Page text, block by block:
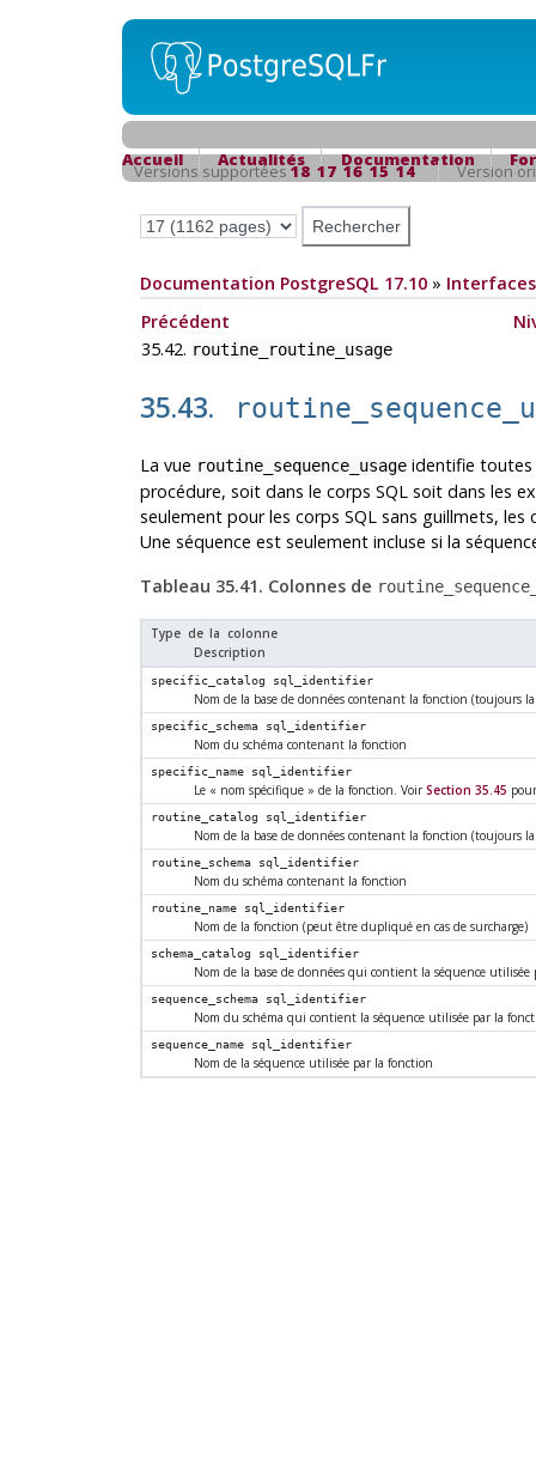
Accueil Actualités Documentation
Versions supportées18 17 16 15 14 Version
Documentation PostgreSQL 17.10»
Précédent
35.42. routine_routine_usage
35.43.
La vue routine_sequence_usageidentifie toutes
procédure, soit dans le corps SQL soit dans les
seulement pour les corps SQL sans guillmets,
Une séquence est seulement incluse si la
Tableau 35.41. Colonnes de
Type de la colonne
Description
specific_catalog sql_identifier
Nom de la base de données contenant la fonction (toujours
specific_schema sql_identifier
Nom du schéma contenant la fonction
specific_name sql_identifier
Le « nom spécifique» de la fonction. VoirSection 35.45
routine_catalog sql_identifier
Nom de la base de données contenant la fonction (toujours
routine_schema sql_identifier
Nom du schéma contenant la fonction
routine_name sql_identifier
Nom de la fonction (peut être dupliqué en cas de surcharge)
schema_catalog sql_identifier
Nom de la base de données qui contient la séquence
sequence_schema sql_identifier
Nom du schéma qui contient la séquence utilisée par la
sequence_name sql_identifier
Nom de la séquence utilisée par la fonction